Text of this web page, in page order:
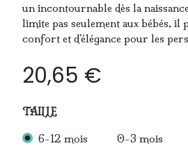
un incontournable dès la
limite pas seulement aux bébés, il
confort et d’élégance pour les
20,65 €
TAILLE
6-12 mois 0-3 mois